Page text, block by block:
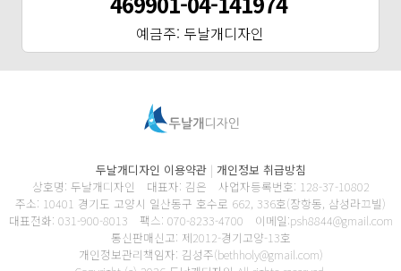
예금주: 두날개디자인
두날개디자인 이용약관| 개인정보 취급방침
상호명: 두날개디자인 대표자: 김은 사업자등록번호: 128-37-10802
주소: 10401 경기도 고양시 일산동구 호수로 662, 336호(장항동, 삼성라끄빌)
대표전화: 031-900-8013 팩스: 070-8233-4700 이메일:psh8844@gmail.com
통신판매신고: 제2012-경기고양-13호
개인정보관리책임자: 김성주(bethholy@gmail.com)